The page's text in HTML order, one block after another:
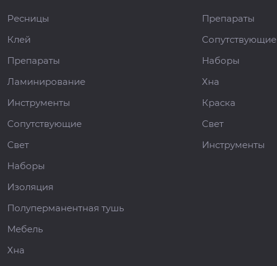
Ресницы
Клей
Препараты
Ламинирование
Инструменты
Сопутствующие
Свет
Наборы
Изоляция
Полуперманентная тушь
Мебель
Хна
Препараты
Сопутствующие
Наборы
Хна
Краска
Свет
Инструменты